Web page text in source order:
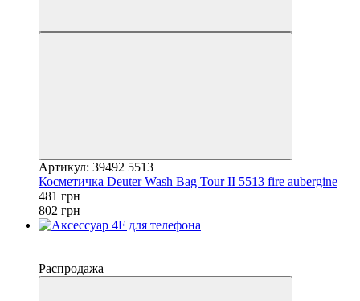
Артикул: 39492 5513
Косметичка Deuter Wash Bag Tour II 5513 fire aubergine
481 грн
802 грн
Распродажа